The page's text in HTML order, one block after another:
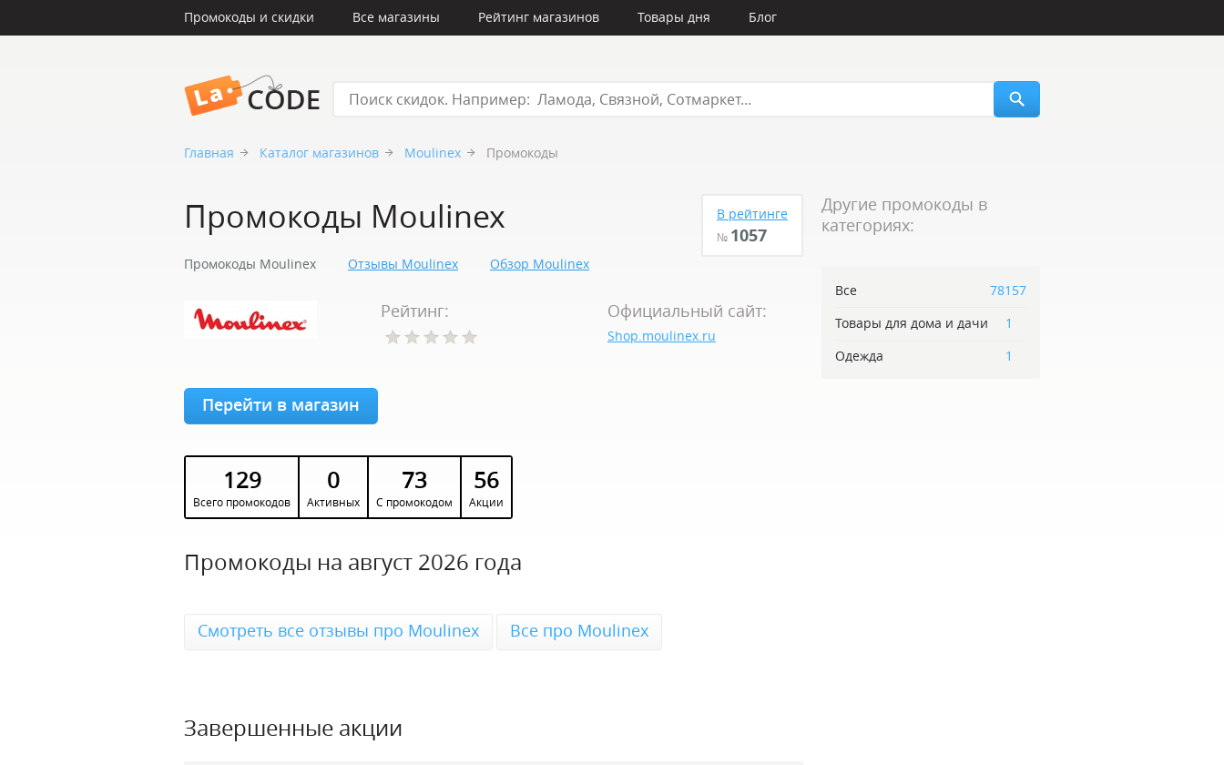
Промокоды и скидки Все магазины Рейтинг магазинов Товары дня Блог
Главная Каталог магазинов Moulinex Промокоды
Промокоды Moulinex В рейтинге
№ 1057
Промокоды Moulinex Отзывы Moulinex Обзор Moulinex
Рейтинг: Официальный сайт:
Shop.moulinex.ru
Перейти в магазин
129
Всего промокодов
0
Активных
73
С промокодом
56
Акции
Промокоды на август 2026 года
Смотреть все отзывы про Moulinex Все про Moulinex
Завершенные акции
Другие промокоды в
категориях:
Все
78157
Товары для дома и дачи
1
Одежда
1